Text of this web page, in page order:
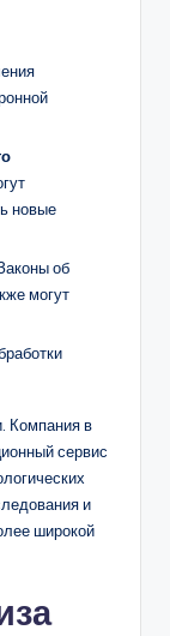
новые
об
могут
Компания в
сервис
и
широкой